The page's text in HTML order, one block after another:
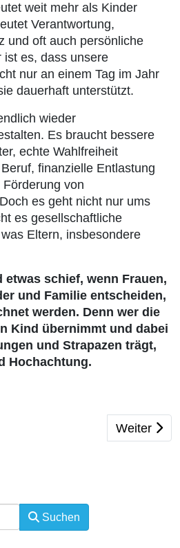
weit mehr als Kinder
Verantwortung,
und oft auch persönliche
ist es, dass unsere
nur an einem Tag im Jahr
dauerhaft unterstützt.
wieder
Es braucht bessere
echte Wahlfreiheit
finanzielle Entlastung
von
es geht nicht nur ums
es gesellschaftliche
Eltern, insbesondere
schief, wenn Frauen,
und Familie entscheiden,
werden. Denn wer die
Kind übernimmt und dabei
und Strapazen trägt,
Hochachtung.
neue STEIGER ist in der
Nächster
Weiter
Suchen